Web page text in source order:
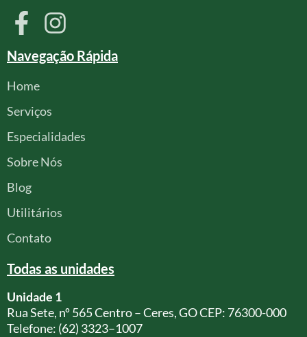
Navegação Rápida
Home
Serviços
Especialidades
Sobre Nós
Blog
Utilitários
Contato
Todas as unidades
Unidade 1
Rua Sete, nº 565 Centro – Ceres, GO CEP: 76300-000
Telefone: (62) 3323–1007